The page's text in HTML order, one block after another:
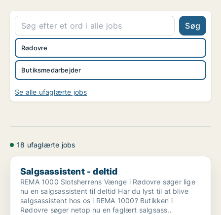
Søg
Butiksmedarbejder
Rødovre
Se alle ufaglærte jobs
18 ufaglærte jobs
Salgsassistent - deltid
Salgsassistent - deltid
REMA 1000 Slotsherrens Vænge i Rødovre søger lige
nu en salgsassistent til deltid Har du lyst til at blive
salgsassistent hos os i REMA 1000? Butikken i
Rødovre søger netop nu en faglært salgsass..